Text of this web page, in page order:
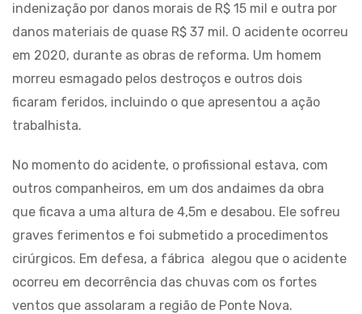
indenização por danos morais de R$ 15 mil e outra por
danos materiais de quase R$ 37 mil. O acidente ocorreu
em 2020, durante as obras de reforma. Um homem
morreu esmagado pelos destroços e outros dois
ficaram feridos, incluindo o que apresentou a ação
trabalhista.
No momento do acidente, o profissional estava, com
outros companheiros, em um dos andaimes da obra
que ficava a uma altura de 4,5m e desabou. Ele sofreu
graves ferimentos e foi submetido a procedimentos
cirúrgicos. Em defesa, a fábrica alegou que o acidente
ocorreu em decorrência das chuvas com os fortes
ventos que assolaram a região de Ponte Nova.